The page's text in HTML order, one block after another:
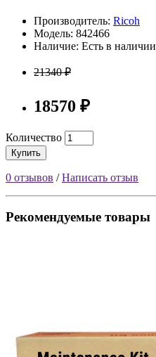
Производитель: Ricoh
Модель: 842466
Наличие: Есть в наличии
21340 ₽
18570 ₽
Количество
Купить
0 отзывов /Написать отзыв
Рекомендуемые товары